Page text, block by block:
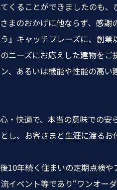
くることができましたのも
まのおかげに他ならず、感謝
』キャッチフレーズに、創
ニーズにお応えした建物を
、あるいは機能や性能の高
・快適で、本当の意味での
し、お客さまと生涯に渡る
10年続く住まいの定期点検
イベント等であり“ワンオー